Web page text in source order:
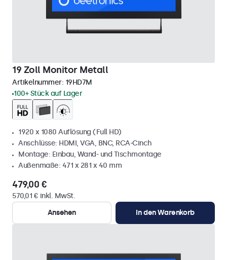
19 Zoll Monitor Metall
Artikelnummer: 19HD7M
100+ Stück auf Lager
1920 x 1080 Auflösung (Full HD)
Anschlüsse: HDMI, VGA, BNC, RCA-Cinch
Montage: Einbau, Wand- und Tischmontage
Außenmaße: 471 x 281 x 40 mm
479,00 €
570,01 € inkl. MwSt.
Ansehen
In den Warenkorb